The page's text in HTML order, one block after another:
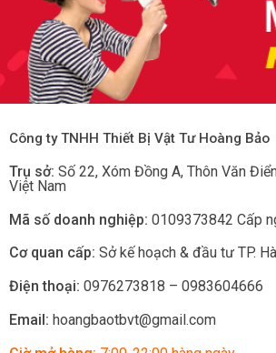
Công ty TNHH Thiết Bị Vật Tư Hoàng Bảo
Trụ sở: Số 22, Xóm Đồng A, Thôn Văn
Việt Nam
Mã số doanh nghiệp: 0109373842 Cấp
Cơ quan cấp: Sở kế hoạch & đầu tư TP.
Điện thoại: 0976273818 – 0983604666
Email: hoangbaotbvt@gmail.com